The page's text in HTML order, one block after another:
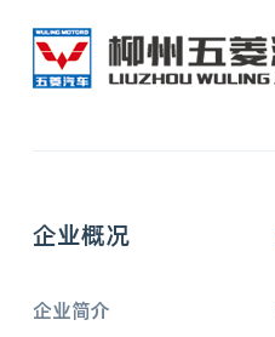
企业概况
企业简介